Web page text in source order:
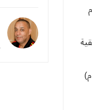
للإشارة فإن المشاركة الجزائرية في موعد بامبوس توجت لحد الآن بذهبية من نصيب بنيدة مراح (1500م)